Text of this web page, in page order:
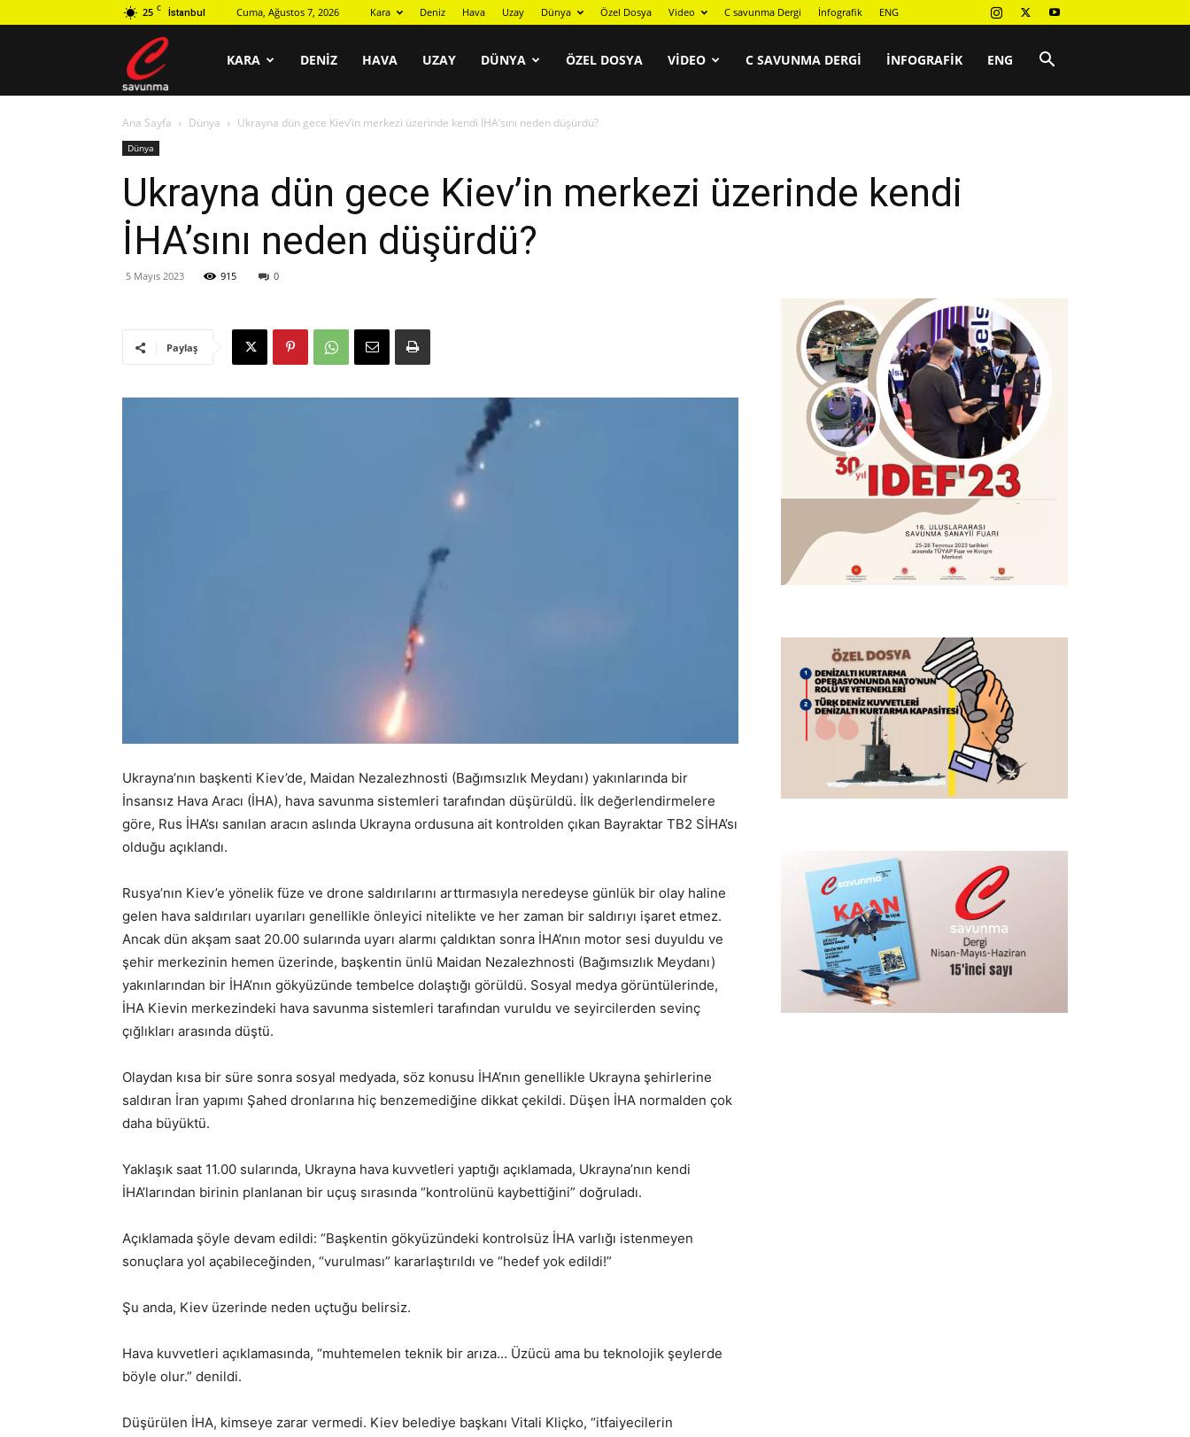
25 C İstanbul Cuma, Ağustos 7, 2026 Kara Deniz Hava Uzay Dünya Özel Dosya Video C savunma Dergi İnfografik ENG
savunma
KARA DENIZ HAVA UZAY DÜNYA ÖZEL DOSYA VIDEO C SAVUNMA DERGI İNFOGRAFIK ENG
Ana Sayfa Dünya Ukrayna dün gece Kiev’in merkezi üzerinde kendi İHA’sını neden düşürdü?
Dünya
Ukrayna dün gece Kiev’in merkezi üzerinde kendi
İHA’sını neden düşürdü?
5 Mayıs 2023 915 0
Paylaş
Ukrayna’nın başkenti Kiev’de, Maidan Nezalezhnosti (Bağımsızlık Meydanı) yakınlarında bir
İnsansız Hava Aracı (İHA), hava savunma sistemleri tarafından düşürüldü. İlk değerlendirmelere
göre, Rus İHA’sı sanılan aracın aslında Ukrayna ordusuna ait kontrolden çıkan Bayraktar TB2 SİHA’sı
olduğu açıklandı.
Rusya’nın Kiev’e yönelik füze ve drone saldırılarını arttırmasıyla neredeyse günlük bir olay haline
gelen hava saldırıları uyarıları genellikle önleyici nitelikte ve her zaman bir saldırıyı işaret etmez.
Ancak dün akşam saat 20.00 sularında uyarı alarmı çaldıktan sonra İHA’nın motor sesi duyuldu ve
şehir merkezinin hemen üzerinde, başkentin ünlü Maidan Nezalezhnosti (Bağımsızlık Meydanı)
yakınlarından bir İHA’nın gökyüzünde tembelce dolaştığı görüldü. Sosyal medya görüntülerinde,
İHA Kievin merkezindeki hava savunma sistemleri tarafından vuruldu ve seyircilerden sevinç
çığlıkları arasında düştü.
Olaydan kısa bir süre sonra sosyal medyada, söz konusu İHA’nın genellikle Ukrayna şehirlerine
saldıran İran yapımı Şahed dronlarına hiç benzemediğine dikkat çekildi. Düşen İHA normalden çok
daha büyüktü.
Yaklaşık saat 11.00 sularında, Ukrayna hava kuvvetleri yaptığı açıklamada, Ukrayna’nın kendi
İHA’larından birinin planlanan bir uçuş sırasında “kontrolünü kaybettiğini” doğruladı.
Açıklamada şöyle devam edildi: “Başkentin gökyüzündeki kontrolsüz İHA varlığı istenmeyen
sonuçlara yol açabileceğinden, “vurulması” kararlaştırıldı ve “hedef yok edildi!”
Şu anda, Kiev üzerinde neden uçtuğu belirsiz.
Hava kuvvetleri açıklamasında, “muhtemelen teknik bir arıza… Üzücü ama bu teknolojik şeylerde
böyle olur.” denildi.
Düşürülen İHA, kimseye zarar vermedi. Kiev belediye başkanı Vitali Kliçko, “itfaiyecilerin